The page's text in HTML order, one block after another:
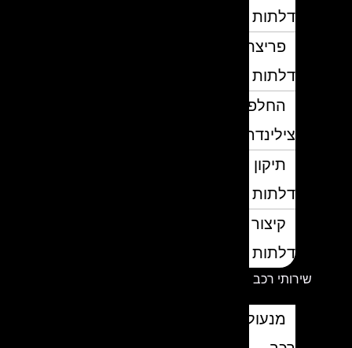
דלתות
פריצת
דלתות
החלפת
צילינדרים
תיקון
דלתות
קיצור
דלתות
שירותי רכב
מנעולן